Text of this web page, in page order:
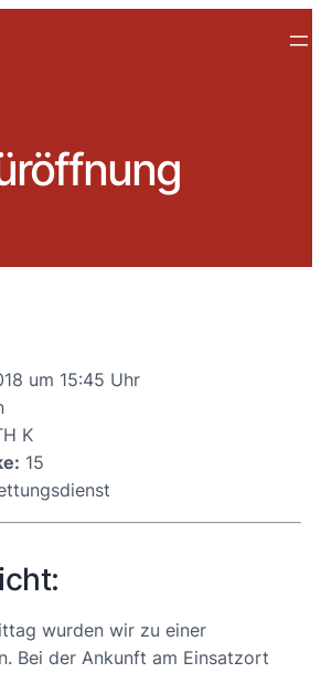
um 15:45 Uhr
K
15
wurden wir zu einer
Bei der Ankunft am Einsatzort